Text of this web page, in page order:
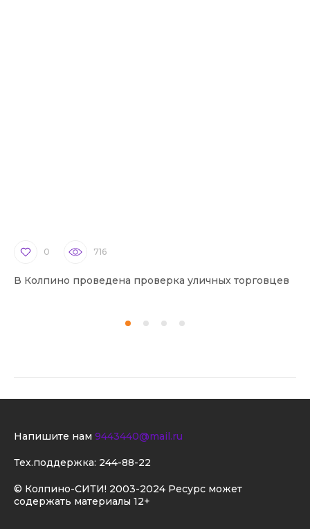
0 716
В Колпино проведена проверка уличных торговцев
© Колпино-СИТИ! 2003-2024 Ресурс может
содержать материалы 12+
Напишите нам 9443440@mail.ru
Тех.поддержка: 244-88-22